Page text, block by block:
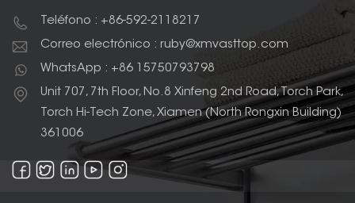
Teléfono : +86-592-2118217
Correo electrónico : ruby@xmvasttop.com
WhatsApp : +86 15750793798
Unit 707, 7th Floor, No.8 Xinfeng 2nd Road, Torch Park,
Torch Hi-Tech Zone, Xiamen (North Rongxin Building)
361006